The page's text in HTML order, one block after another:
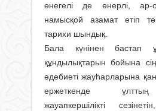
өнегелі де өнерлі, ар-
намысқой азамат етіп
тарихи шындық.
Бала күнінен бастап
құндылықтарын бойына
әдебиеті жауһарларына
ержеткенде
жауапкершілікті